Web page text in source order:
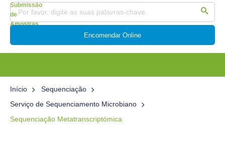
Encomendar Online
Início
Sequenciação
Serviço de Sequenciamento Microbiano
Sequenciação Metatranscriptómica